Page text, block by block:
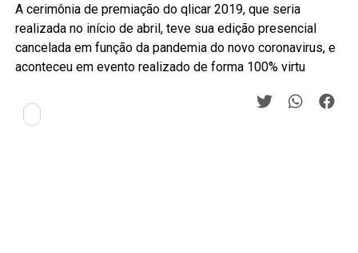
A cerimônia de premiação do qlicar 2019, que seria
realizada no início de abril, teve sua edição presencial
cancelada em função da pandemia do novo coronavirus, e
aconteceu em evento realizado de forma 100% virtu